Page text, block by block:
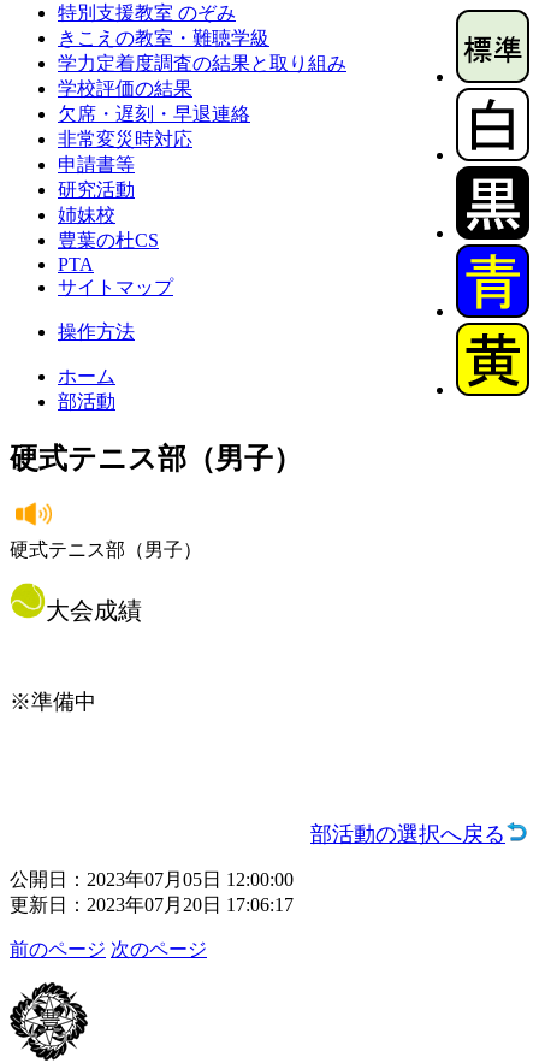
特別支援教室 のぞみ
きこえの教室・難聴学級
学力定着度調査の結果と取り組み
学校評価の結果
欠席・遅刻・早退連絡
非常変災時対応
申請書等
研究活動
姉妹校
豊葉の杜CS
PTA
サイトマップ
操作方法
ホーム
部活動
硬式テニス部（男子）
硬式テニス部（男子）
大会成績
※準備中
部活動の選択へ戻る
公開日：2023年07月05日 12:00:00
更新日：2023年07月20日 17:06:17
前のページ 次のページ